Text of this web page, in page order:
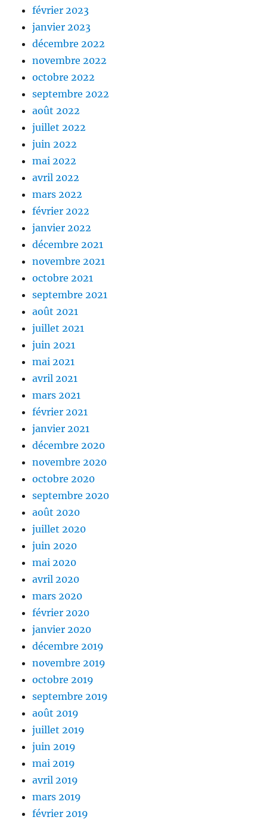
février 2023
janvier 2023
décembre 2022
novembre 2022
octobre 2022
septembre 2022
août 2022
juillet 2022
juin 2022
mai 2022
avril 2022
mars 2022
février 2022
janvier 2022
décembre 2021
novembre 2021
octobre 2021
septembre 2021
août 2021
juillet 2021
juin 2021
mai 2021
avril 2021
mars 2021
février 2021
janvier 2021
décembre 2020
novembre 2020
octobre 2020
septembre 2020
août 2020
juillet 2020
juin 2020
mai 2020
avril 2020
mars 2020
février 2020
janvier 2020
décembre 2019
novembre 2019
octobre 2019
septembre 2019
août 2019
juillet 2019
juin 2019
mai 2019
avril 2019
mars 2019
février 2019